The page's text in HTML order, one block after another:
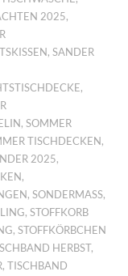
2025,
,SANDER
,
,SOMMER
TISCHDECKEN,
2025,
,
,SONDERMASS ,
,STOFFKORB
,STOFFKÖRBCHEN
HERBST,
,TISCHBAND